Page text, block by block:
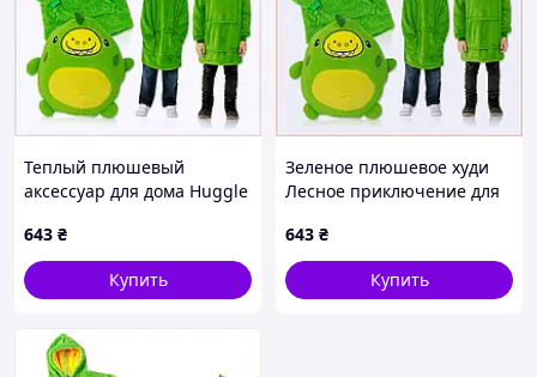
Теплый плюшевый
аксессуар для дома Huggle
643 ₴
Купить
Зеленое плюшевое худи
Лесное приключение для
643 ₴
Купить